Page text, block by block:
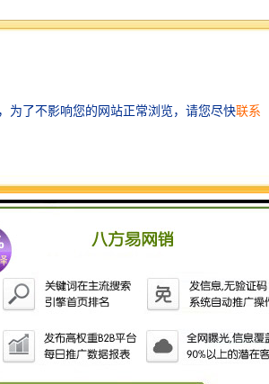
展会超过八百万比索的广告投入，给您
贸易区成员国。
边界线，同时也是世界上活动较频繁的
超过6000美元，是世界上第四大石
业的持续发展。
易大国和仅次于巴西的第二大外国直接
居领先地位。墨西哥还是经济合作与发
家之一。墨西哥是发展中国家中较早与
以其独有的区位优势、资源优势、市场